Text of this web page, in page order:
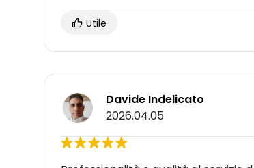
Utile
Davide Indelicato
2026.04.05